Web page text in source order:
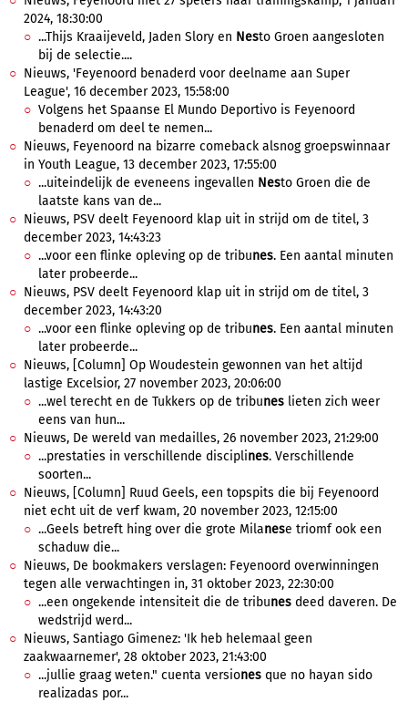
2024, 18:30:00
...Thijs Kraaijeveld, Jaden Slory en Nesto Groen aangesloten
bij de selectie....
Nieuws, 'Feyenoord benaderd voor deelname aan Super
League', 16 december 2023, 15:58:00
Volgens het Spaanse El Mundo Deportivo is Feyenoord
benaderd om deel te nemen...
Nieuws, Feyenoord na bizarre comeback alsnog groepswinnaar
in Youth League, 13 december 2023, 17:55:00
...uiteindelijk de eveneens ingevallen Nesto Groen die de
laatste kans van de...
Nieuws, PSV deelt Feyenoord klap uit in strijd om de titel, 3
december 2023, 14:43:23
...voor een flinke opleving op de tribunes. Een aantal minuten
later probeerde...
Nieuws, PSV deelt Feyenoord klap uit in strijd om de titel, 3
december 2023, 14:43:20
...voor een flinke opleving op de tribunes. Een aantal minuten
later probeerde...
Nieuws, [Column] Op Woudestein gewonnen van het altijd
lastige Excelsior, 27 november 2023, 20:06:00
...wel terecht en de Tukkers op de tribunes lieten zich weer
eens van hun...
Nieuws, De wereld van medailles, 26 november 2023, 21:29:00
...prestaties in verschillende disciplines. Verschillende
soorten...
Nieuws, [Column] Ruud Geels, een topspits die bij Feyenoord
niet echt uit de verf kwam, 20 november 2023, 12:15:00
...Geels betreft hing over die grote Milanese triomf ook een
schaduw die...
Nieuws, De bookmakers verslagen: Feyenoord overwinningen
tegen alle verwachtingen in, 31 oktober 2023, 22:30:00
...een ongekende intensiteit die de tribunes deed daveren. De
wedstrijd werd...
Nieuws, Santiago Gimenez: 'Ik heb helemaal geen
zaakwaarnemer', 28 oktober 2023, 21:43:00
...jullie graag weten." cuenta versiones que no hayan sido
realizadas por...